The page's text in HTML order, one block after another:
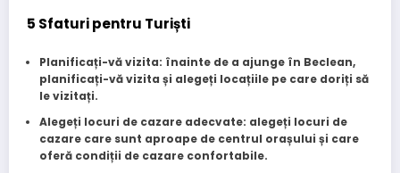
5 Sfaturi pentru Turiști
Planificați-vă vizita: înainte de a ajunge în Beclean,
planificați-vă vizita și alegeți locațiile pe care doriți să
le vizitați.
Alegeți locuri de cazare adecvate: alegeți locuri de
cazare care sunt aproape de centrul orașului și care
oferă condiții de cazare confortabile.